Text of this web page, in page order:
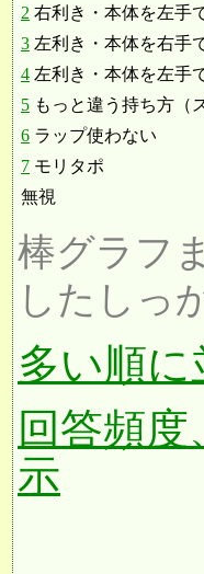
2 右利き・本体を左手
3 左利き・本体を右手
4 左利き・本体を左手
5 もっと違う持ち方（
6 ラップ使わない
7 モリタポ
無視
棒グラフ
したしっ
多い順に
回答頻
示